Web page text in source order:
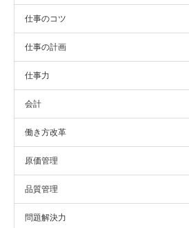
仕事のコツ
仕事の計画
仕事力
会計
働き方改革
原価管理
品質管理
問題解決力